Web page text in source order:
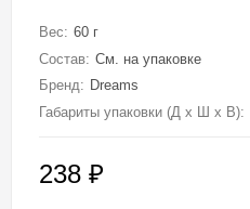
Вес: 60 г
Состав: См. на упаковке
Бренд: Dreams
Габариты упаковки (Д х Ш х В):
238 ₽